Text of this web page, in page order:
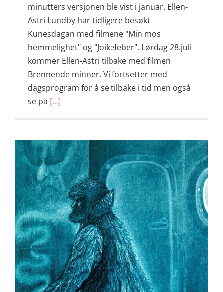
minutters versjonen ble vist i januar. Ellen-
Astri Lundby har tidligere besøkt
Kunesdagan med filmene "Min mos
hemmelighet" og "Joikefeber". Lørdag 28.juli
kommer Ellen-Astri tilbake med filmen
Brennende minner. Vi fortsetter med
dagsprogram for å se tilbake i tid men også
se på [...]